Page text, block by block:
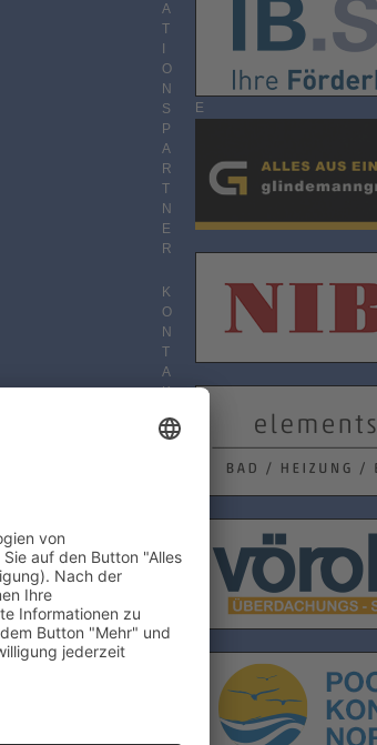
A
T
O
N
S
P
A
R
T
N
E
R
K
O
N
T
A
K
S
T
E